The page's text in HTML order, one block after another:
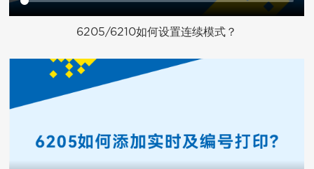
6205/6210如何设置连续模式？